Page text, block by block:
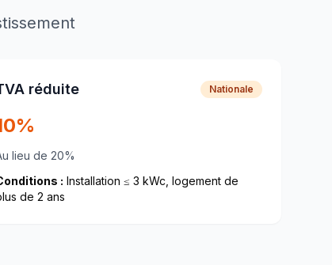
réduite Nationale
lieu de 20%
: Installation ≤ 3 kWc, logement de
de 2 ans